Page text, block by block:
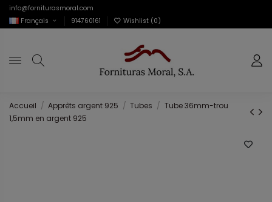
info@forniturasmoral.com
Français
914760161 Wishlist (0)
Accueil Apprêts argent 925 Tubes
Tube 36mm-trou
1,5mm en argent 925